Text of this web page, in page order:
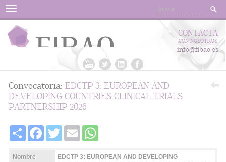
Menu
CONTACTA
CON NOSOTROS
info@fibao.es
Convocatoria: EDCTP 3: EUROPEAN AND
DEVELOPING COUNTRIES CLINICAL TRIALS
PARTNERSHIP 2026
Share FacebookTwitter Email
Nombre
EDCTP 3: EUROPEAN AND DEVELOPING